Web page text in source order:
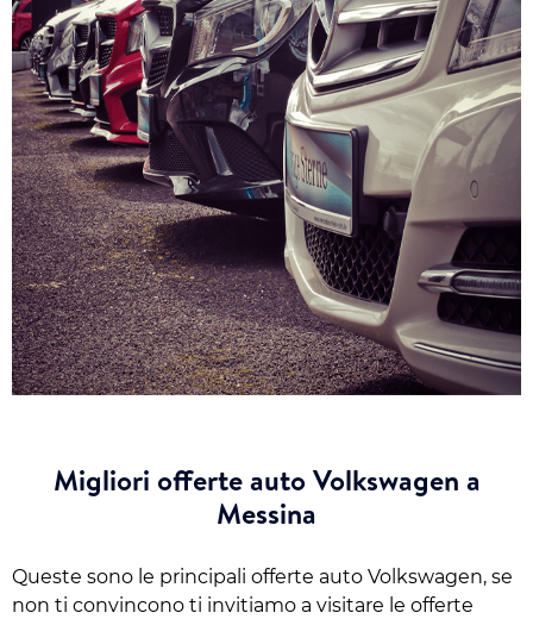
Migliori offerte auto Volkswagen a
Messina
Queste sono le principali offerte auto Volkswagen, se
non ti convincono ti invitiamo a visitare le offerte